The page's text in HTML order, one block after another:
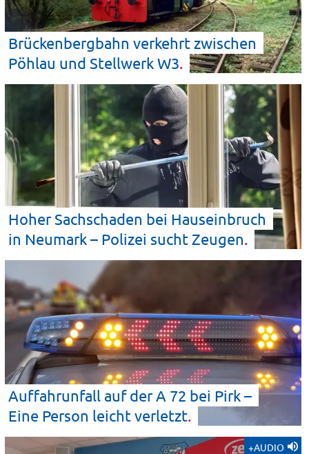
Brückenbergbahn verkehrt zwischen
Pöhlau und StellwerkW3
Hoher Sachschaden bei Hauseinbruch
in Neumark – Polizei suchtZeugen
Auffahrunfall auf der A 72 bei Pirk –
Eine Person leicht verletzt
+AUDIO